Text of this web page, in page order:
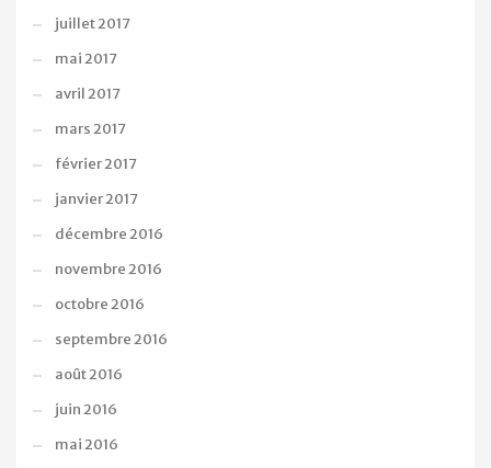
juillet 2017
mai 2017
avril 2017
mars 2017
février 2017
janvier 2017
décembre 2016
novembre 2016
octobre 2016
septembre 2016
août 2016
juin 2016
mai 2016